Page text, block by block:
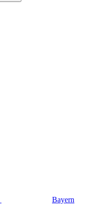
Bayern